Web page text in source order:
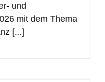
und
mit dem Thema
[...]